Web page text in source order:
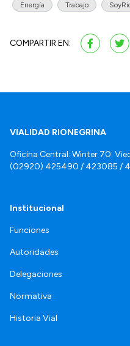
Energía Trabajo
COMPARTIR EN:
VIALIDAD RIONEGRINA
Oficina Central: Winter 70.
(02920) 425490 / 423085 /
Institucional
Funciones
Autoridades
Delegaciones
Normativa
Historia Vial